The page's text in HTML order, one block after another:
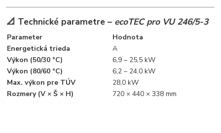
📐 Technické parametre – ecoTEC pro VU 246/5-3
Parameter
Hodnota
Energetická trieda
A
Výkon (50/30 °C)
6,9 – 25,5 kW
Výkon (80/60 °C)
6,2 – 24,0 kW
Max. výkon pre TÚV
28,0 kW
Rozmery (V × Š × H)
720 × 440 × 338 mm